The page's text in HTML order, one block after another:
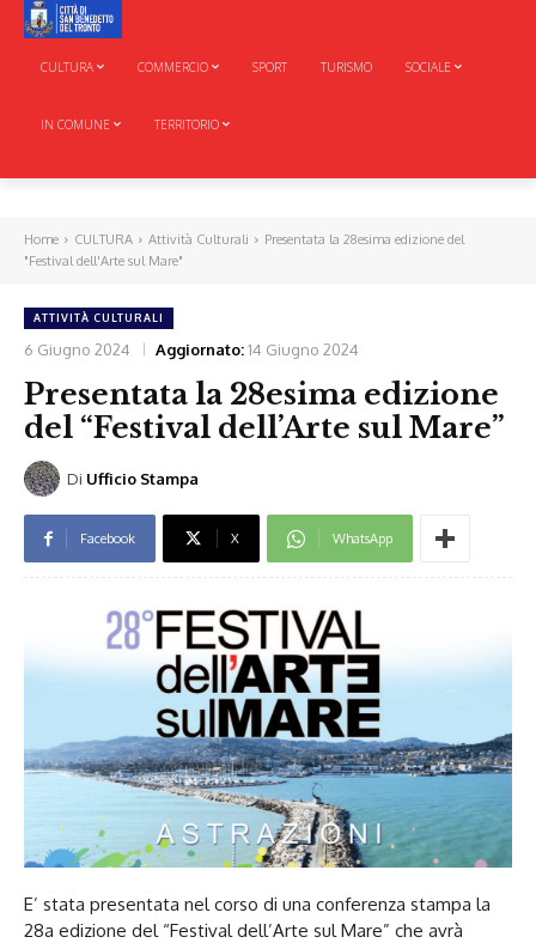
CULTURA COMMERCIO SPORT TURISMO SOCIALE
IN COMUNE TERRITORIO
Home CULTURA Attività Culturali
Presentata la 28esima edizione del
"Festival dell'Arte sul Mare"
ATTIVITÀ CULTURALI
6 Giugno 2024 Aggiornato:14 Giugno 2024
Presentata la 28esima edizione
del “Festival dell’Arte sul Mare”
Di Ufficio Stampa
Facebook X WhatsApp
E’ stata presentata nel corso di una conferenza stampa la
28a edizione del “Festival dell’Arte sul Mare” che avrà